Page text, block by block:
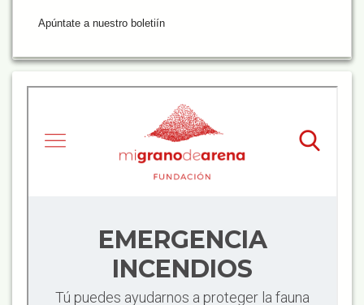
Apúntate a nuestro boletiín